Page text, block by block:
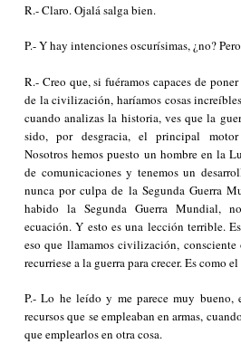
R.- Claro. Ojalá salga bien.
P.- Y hay intenciones oscurísimas, ¿no?
R.- Creo que, si fuéramos capaces de
de la civilización, haríamos cosas
cuando analizas la historia, ves que la
sido, por desgracia, el principal
Nosotros hemos puesto un hombre en la
de comunicaciones y tenemos un
nunca por culpa de la Segunda Guerra
habido la Segunda Guerra Mundial,
ecuación. Y esto es una lección terrible.
eso que llamamos civilización, consciente
recurriese a la guerra para crecer. Es como
P.- Lo he leído y me parece muy bueno,
recursos que se empleaban en armas,
que emplearlos en otra cosa.